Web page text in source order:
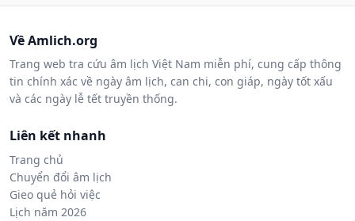
Về Amlich.org
Trang web tra cứu âm lịch Việt Nam miễn phí, cung cấp thông
tin chính xác về ngày âm lịch, can chi, con giáp, ngày tốt xấu
và các ngày lễ tết truyền thống.
Liên kết nhanh
Trang chủ
Chuyển đổi âm lịch
Gieo quẻ hỏi việc
Lịch năm 2026